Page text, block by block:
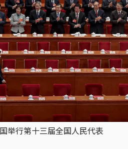
举行第十三届全国人民代表